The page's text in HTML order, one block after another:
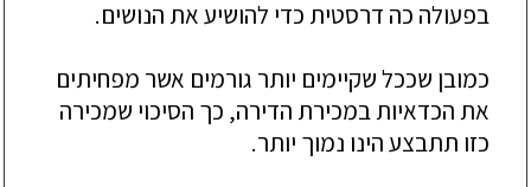
בפעולה כה דרסטית כדי להושיע את הנושים.
כמובן שככל שקיימים יותר גורמים אשר מפחיתים
את הכדאיות במכירת הדירה, כך הסיכוי שמכירה
כזו תתבצע הינו נמוך יותר.